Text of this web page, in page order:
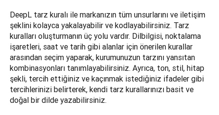
DeepL tarz kuralı ile markanızın tüm unsurlarını ve iletişim
şeklini kolayca yakalayabilir ve kodlayabilirsiniz. Tarz
kuralları oluşturmanın üç yolu vardır. Dilbilgisi, noktalama
işaretleri, saat ve tarih gibi alanlar için önerilen kurallar
arasından seçim yaparak, kurumunuzun tarzını yansıtan
kombinasyonları tanımlayabilirsiniz. Ayrıca, ton, stil, hitap
şekli, tercih ettiğiniz ve kaçınmak istediğiniz ifadeler gibi
tercihlerinizi belirterek, kendi tarz kurallarınızı basit ve
doğal bir dilde yazabilirsiniz.